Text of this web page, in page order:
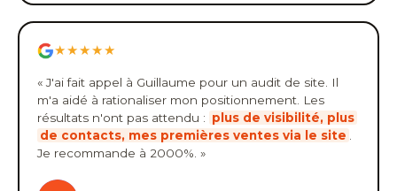
★★★★★
« J'ai fait appel à Guillaume pour un audit de site. Il
m'a aidé à rationaliser mon positionnement. Les
résultats n'ont pas attendu : plus de visibilité, plus
de contacts, mes premières ventes via le site
Je recommande à 2000%. »